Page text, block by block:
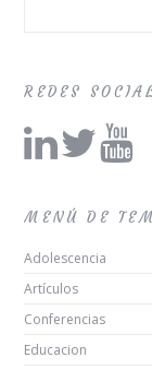
REDES
MENÚ DE
Adolescencia
Artículos
Conferencias
Educacion